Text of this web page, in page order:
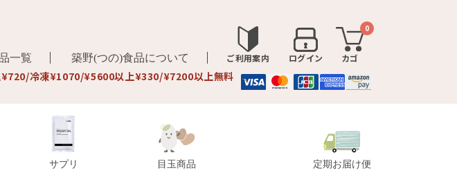
一覧 築野(つの)食品について ご利用案内 ログイン カゴ
0
¥720/冷凍¥1070/¥5600以上¥330/¥7200以上無料
サプリ 目玉商品 定期お届け便